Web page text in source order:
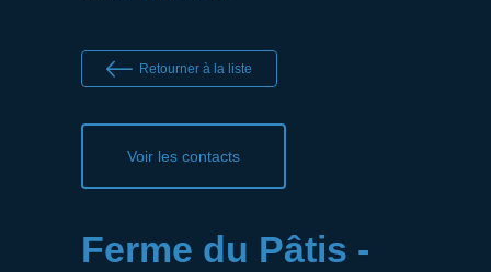
Retourner à la liste
Voir les contacts
Ferme du Pâtis -